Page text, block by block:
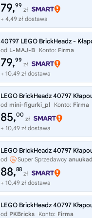
79,99
zł
+ 4,49 zł dostawa
od L-MAJ-B Konto: Firma
79,99
zł
+ 10,49 zł dostawa
LEGO BrickHeadz 40797
od mini-figurki_pl Konto: Firma
85,00
zł
+ 10,49 zł dostawa
LEGO BrickHeadz 40797
od Super Sprzedawcy anuukad
88,88
zł
+ 10,49 zł dostawa
LEGO BrickHeadz 40797
od PKBricks Konto: Firma